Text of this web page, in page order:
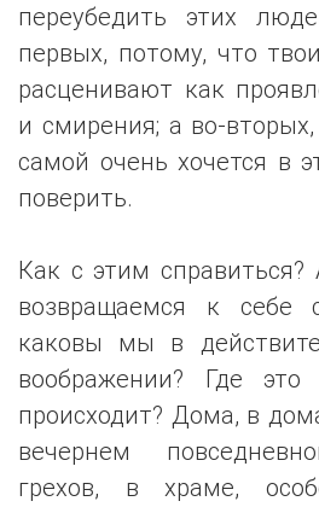
переубедить этих
первых, потому, что
расценивают как
и смирения; а во-
самой очень хочется в
поверить.
Как с этим
возвращаемся к
каковы мы в
воображении? Где
происходит? Дома, в
вечернем
грехов, в храме,